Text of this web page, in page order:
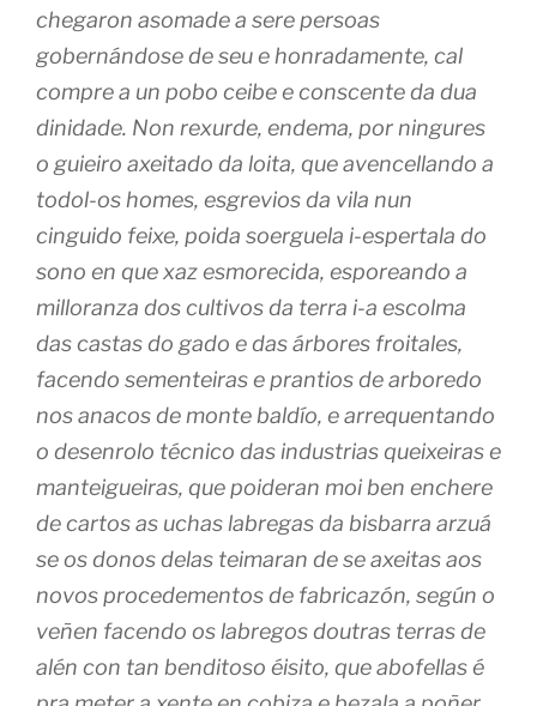
chegaron asomade a sere persoas
gobernándose de seu e honradamente, cal
compre a un pobo ceibe e conscente da dua
dinidade. Non rexurde, endema, por ningures
o guieiro axeitado da loita, que avencellando a
todol-os homes, esgrevios da vila nun
cinguido feixe, poida soerguela i-espertala do
sono en que xaz esmorecida, esporeando a
milloranza dos cultivos da terra i-a escolma
das castas do gado e das árbores froitales,
facendo sementeiras e prantios de arboredo
nos anacos de monte baldío, e arrequentando
o desenrolo técnico das industrias queixeiras e
manteigueiras, que poideran moi ben enchere
de cartos as uchas labregas da bisbarra arzuá
se os donos delas teimaran de se axeitas aos
novos procedementos de fabricazón, según o
veñen facendo os labregos doutras terras de
alén con tan benditoso éisito, que abofellas é